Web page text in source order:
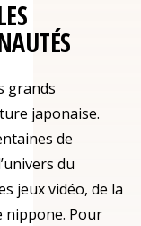
grands
japonaise.
de
du
jeux vidéo, de la
nippone. Pour